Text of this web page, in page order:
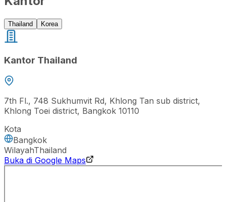
Thailand Korea
Kantor Thailand
7th Fl., 748 Sukhumvit Rd, Khlong Tan sub district,
Khlong Toei district, Bangkok 10110
Kota
Bangkok
WilayahThailand
Buka di Google Maps